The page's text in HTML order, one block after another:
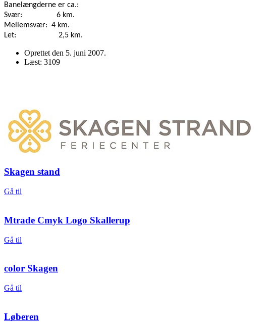
Banelængderne er ca.:
Svær:
6 km.
Mellemsvær: 4 km.
Let:
2,5 km.
Oprettet den 5. juni 2007.
Læst: 3109
Skagen stand
Gå til
Mtrade Cmyk Logo Skallerup
Gå til
color Skagen
Gå til
Løberen